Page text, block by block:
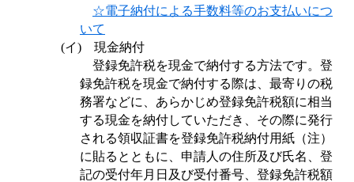
☆電子納付による手数料等のお支払いにつ
いて
(イ) 現金納付
登録免許税を現金で納付する方法です。登
録免許税を現金で納付する際は、最寄りの税
務署などに、あらかじめ登録免許税額に相当
する現金を納付していただき、その際に発行
される領収証書を登録免許税納付用紙（注）
に貼るとともに、申請人の住所及び氏名、登
記の受付年月日及び受付番号、登録免許税額